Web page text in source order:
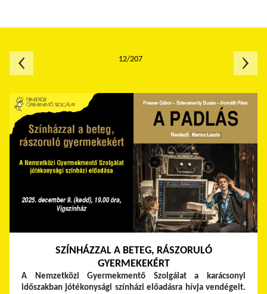
SZÍNHÁZZAL A BETEG, RÁSZORULÓ
GYERMEKEKÉRT
A Nemzetközi Gyermekmentő Szolgálat a karácsonyi
időszakban jótékonysági színházi előadásra hívja vendégeit.
12/207